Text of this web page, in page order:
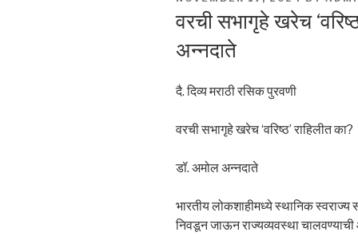
वरची सभागृहे खरेच
अन्नदाते
दै. दिव्य मराठी रसिक पुरवणी
वरची सभागृहे खरेच ‘वरिष्ठ’ राहिलीत का?
डॉ. अमोल अन्नदाते
भारतीय लोकशाहीमध्ये स्थानिक
निवडून जाऊन राज्यव्यवस्था